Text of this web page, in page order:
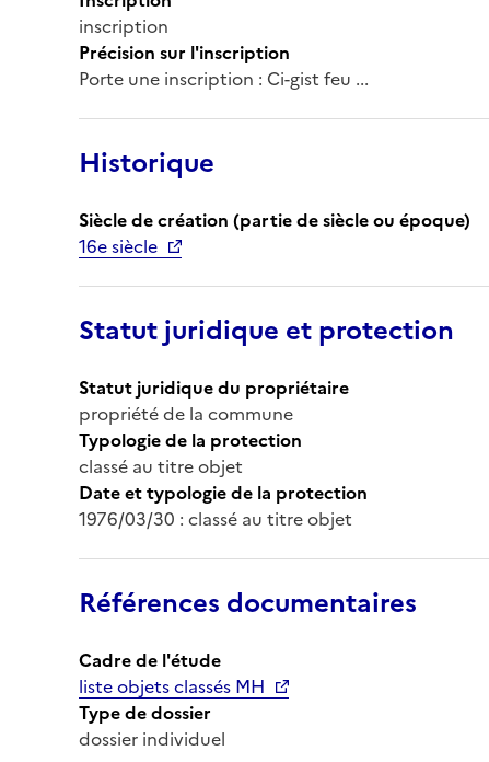
inscription
Précision sur l'inscription
Porte une inscription : Ci-gist feu ...
Historique
Siècle de création (partie de siècle ou époque)
16e siècle
Statut juridique et protection
Statut juridique du propriétaire
propriété de la commune
Typologie de la protection
classé au titre objet
Date et typologie de la protection
1976/03/30 : classé au titre objet
Références documentaires
Cadre de l'étude
liste objets classés MH
Type de dossier
dossier individuel